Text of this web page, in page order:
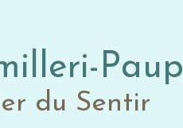
du Sentir